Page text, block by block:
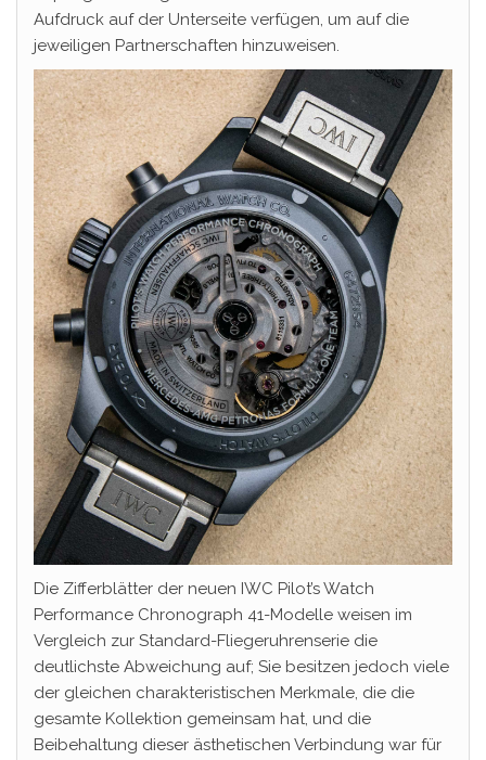
Aufdruck auf der Unterseite verfügen, um auf die
jeweiligen Partnerschaften hinzuweisen.
Die Zifferblätter der neuen IWC Pilot’s Watch
Performance Chronograph 41-Modelle weisen im
Vergleich zur Standard-Fliegeruhrenserie die
deutlichste Abweichung auf; Sie besitzen jedoch viele
der gleichen charakteristischen Merkmale, die die
gesamte Kollektion gemeinsam hat, und die
Beibehaltung dieser ästhetischen Verbindung war für